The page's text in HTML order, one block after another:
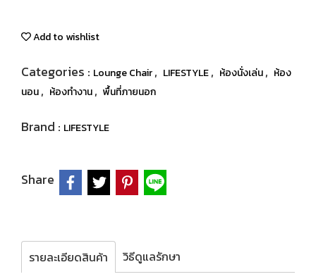
Add to wishlist
Categories : Lounge Chair, LIFESTYLE, ห้องนั่งเล่น, ห้อง
นอน, ห้องทำงาน, พื้นที่ภายนอก
Brand : LIFESTYLE
Share
รายละเอียดสินค้า วิธีดูแลรักษา